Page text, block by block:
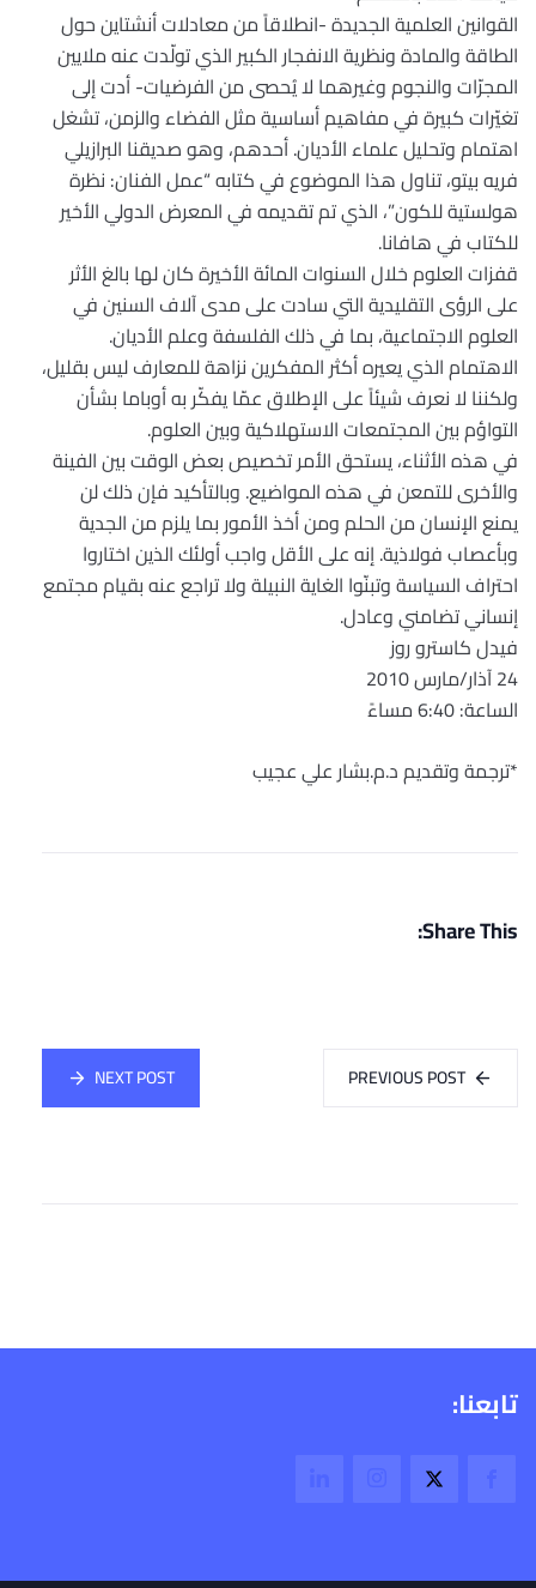
القوانين العلمية الجديدة -انطلاقاً من معادلات أنشتاين حول
الطاقة والمادة ونظرية الانفجار الكبير الذي تولّدت عنه ملايين
المجرّات والنجوم وغيرهما لا يُحصى من الفرضيات- أدت إلى
تغيّرات كبيرة في مفاهيم أساسية مثل الفضاء والزمن، تشغل
اهتمام وتحليل علماء الأديان. أحدهم، وهو صديقنا البرازيلي
فريه بيتو، تناول هذا الموضوع في كتابه “عمل الفنان: نظرة
هولستية للكون”، الذي تم تقديمه في المعرض الدولي الأخير
للكتاب في هافانا.
قفزات العلوم خلال السنوات المائة الأخيرة كان لها بالغ الأثر
على الرؤى التقليدية التي سادت على مدى آلاف السنين في
العلوم الاجتماعية، بما في ذلك الفلسفة وعلم الأديان.
الاهتمام الذي يعيره أكثر المفكرين نزاهة للمعارف ليس بقليل،
ولكننا لا نعرف شيئاً على الإطلاق عمّا يفكّر به أوباما بشأن
التواؤم بين المجتمعات الاستهلاكية وبين العلوم.
في هذه الأثناء، يستحق الأمر تخصيص بعض الوقت بين الفينة
والأخرى للتمعن في هذه المواضيع. وبالتأكيد فإن ذلك لن
يمنع الإنسان من الحلم ومن أخذ الأمور بما يلزم من الجدية
وبأعصاب فولاذية. إنه على الأقل واجب أولئك الذين اختاروا
احتراف السياسة وتبنّوا الغاية النبيلة ولا تراجع عنه بقيام مجتمع
إنساني تضامني وعادل.
فيدل كاسترو روز
24 آذار/مارس 2010
الساعة: 6:40 مساءً
*ترجمة وتقديم د.م.بشار علي عجيب
Share This:
PREVIOUS POST
NEXT POST
تابعنا: